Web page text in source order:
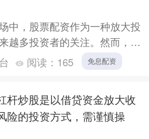
中，股票配资作为一种放大投
越多投资者的关注。然而，面
复杂多变的交易规则，如何甄
阅读： 165 免息配资
杆炒股是以借贷资金放大收
险的投资方式，需谨慎操